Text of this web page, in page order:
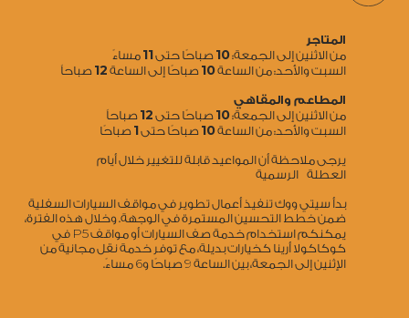
المتاجر
من الاثنين إلى الجمعة:10 صباحًا حتى11 مساءً
السبت والأحد: من الساعة10 صباحًا إلى الساعة 12 صباحاً
المطاعم والمقاهي
من الاثنين إلى الجمعة:10 صباحًا حتى 12 صباحاً
السبت والأحد: من الساعة10 صباحًا حتى1 صباحًا
يرجى ملاحظة أن المواعيد قابلة للتغيير خلال أيام
العطلة الرسمية
بدأ سيتي ووك تنفيذ أعمال تطوير في مواقف السيارات السفلية
ضمن خطط التحسين المستمرة في الوجهة. وخلال هذه الفترة،
يمكنكم استخدام خدمة صف السيارات أو مواقف P5
في
كوكاكولا أرينا كخيارات بديلة، مع توفر خدمة نقل مجانية من
الإثنين إلى الجمعة، بين الساعة 9صباحًا و6 مساءً.